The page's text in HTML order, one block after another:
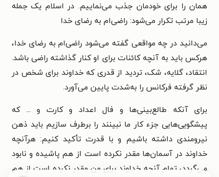
همان را برای خودمان جذب می‌نماییم. در اسلام یک جمله
زیبا مرتب تکرار می‌شود: راضی‌ام به رضای خدا
می‌دانید در چه مواقعی گفته می‌شود راضی‌ام به رضای خدا،
هرکس باید به آنچه کائنات برای او کنار گذاشته راضی باشد.
انتقاد، گلایه، شک، تردید از قدری که خداوند برای شخص در
نظر گرفته فرکانس را به‌شدت پایین می‌آورد.
برای آنکه طالع‌بینی‌ها و فال اعداد و کارت و ... که
پیشگویی‌هایی جزء کار ما نبینند را برطرف سازیم باید ذهن
نیرومندی داشته باشیم و با قدرت تأکید کنیم: هرآنچه
خداوند در آسمان‌ها مقدر نکرده است از هم پاشیده و نابود
می‌گردد، تمام آنچه خداوند برای من مقدر نکرده است از هم